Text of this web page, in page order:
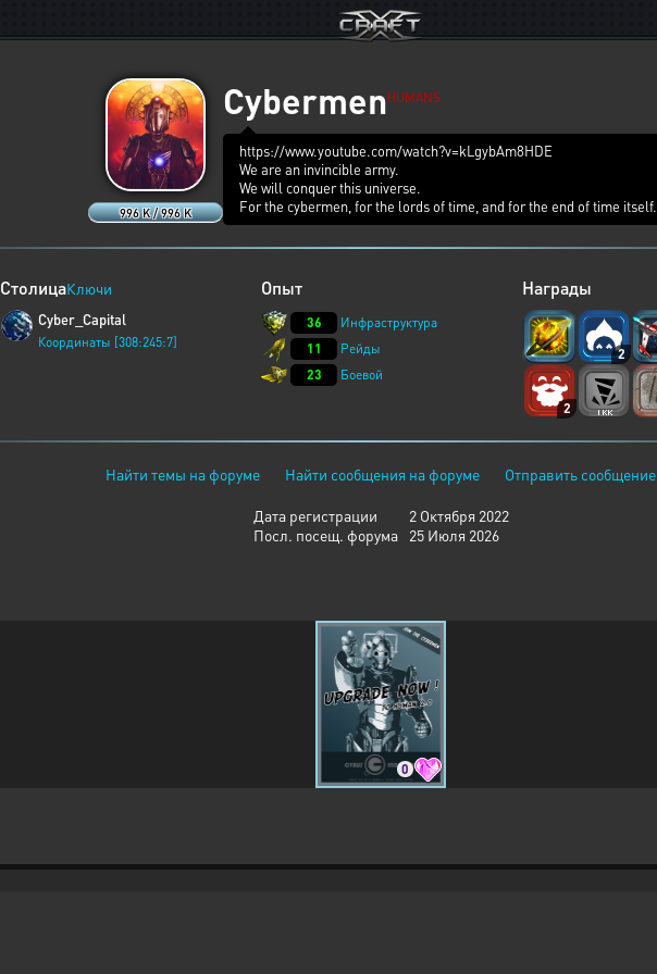
996 K / 996 K
CybermenHUMANS
https://www.youtube.com/watch?v=kLgybAm8HDE
We are an invincible army.
We will conquer this universe.
For the cybermen, for the lords of time, and for the end of time itself.
СтолицаКлючи
Cyber_Capital
Координаты [308:245:7]
Опыт
36
Инфраструктура
11
Рейды
23
Боевой
Награды
2
2
Найти темы на форуме Найти сообщения на форуме Отправить сообщение
Дата регистрации
2 Октября 2022
Посл. посещ. форума
25 Июля 2026
0